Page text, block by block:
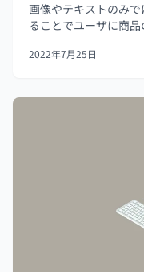
画像やテキストのみ
ることでユーザに商
ようにShopifyストア
2022年7月25日